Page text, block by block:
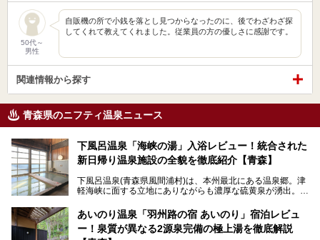
50代～
男性
自販機の所で小銭を落とし見つからなったのに、後でわざわざ探
してくれて教えてくれました。従業員の方の優しさに感謝です。
関連情報から探す
青森県のニフティ温泉ニュース
下風呂温泉「海峡の湯」入浴レビュー！統合された
新日帰り温泉施設の全貌を徹底紹介【青森】
下風呂温泉(青森県風間浦村)は、本州最北にある温泉郷。津
軽海峡に面する立地にありながらも濃厚な硫黄泉が湧出。良
泉ファンが訪れる温泉地です。
「海峡の湯」は、以前あった2つの共同浴場を統合し、2020
あいのり温泉「羽州路の宿 あいのり」宿泊レビュ
ー！泉質が異なる2源泉完備の極上湯を徹底解説